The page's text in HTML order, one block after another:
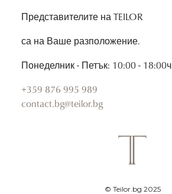
Представителите на TEILOR
са на Ваше разположение.
Понеделник - Петък: 10:00 - 18:00ч
+359 876 995 989
contact.bg@teilor.bg
© Teilor.bg 2025